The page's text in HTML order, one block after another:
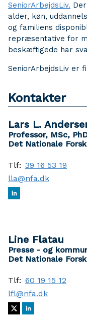
SeniorArbejdsLiv.
alder, køn,
og familiens
repræsentative for
beskæftigede har
SeniorArbejdsLiv er
Kontakter
Lars L.
Professor, MSc,
Det Nationale
Tlf: 39 16 53 19
lla@nfa.dk
Line Flatau
Presse - og
Det Nationale
Tlf: 60 19 15 12
lfl@nfa.dk